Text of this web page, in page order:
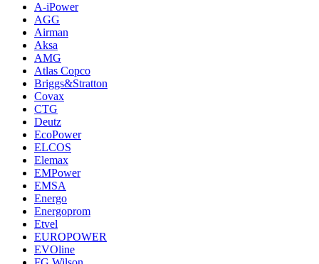
A-iPower
AGG
Airman
Aksa
AMG
Atlas Copco
Briggs&Stratton
Covax
CTG
Deutz
EcoPower
ELCOS
Elemax
EMPower
EMSA
Energo
Energoprom
Etvel
EUROPOWER
EVOline